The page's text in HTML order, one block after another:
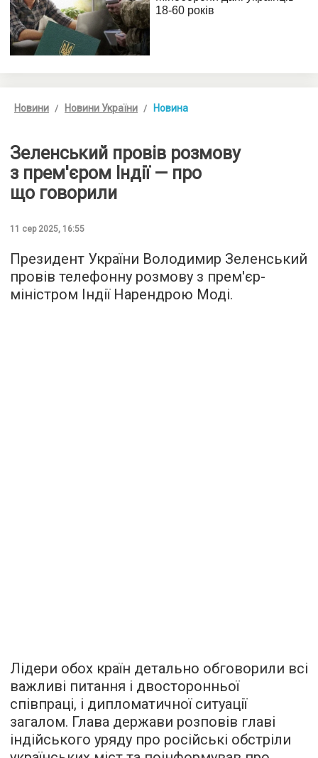
Новини Новини України Новина
Зеленський провів розмову
з прем'єром Індії — про
що говорили
11 сер 2025, 16:55
Президент України Володимир Зеленський
провів телефонну розмову з прем'єр-
міністром Індії Нарендрою Моді.
Лідери обох країн детально обговорили всі
важливі питання і двосторонньої
співпраці, і дипломатичної ситуації
загалом. Глава держави розповів главі
індійського уряду про російські обстріли